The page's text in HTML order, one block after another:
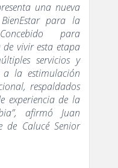
una nueva
para la
para
vivir esta etapa
servicios y
a la estimulación
respaldados
experiencia de la
afirmó Juan
de Calucé Senior